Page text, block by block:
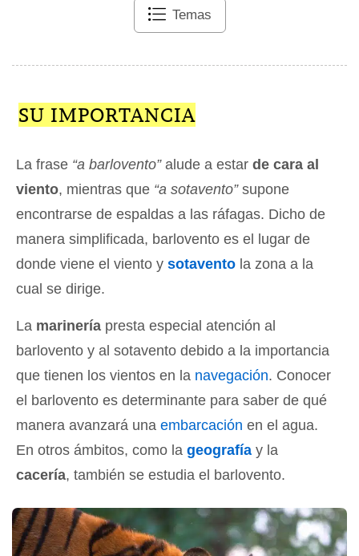
Temas
SU IMPORTANCIA
La frase “a barlovento”alude a estar de cara al
viento, mientras que “a sotavento”supone
encontrarse de espaldas a las ráfagas. Dicho de
manera simplificada, barlovento es el lugar de
donde viene el viento y sotavento la zona a la
cual se dirige.
La marinería presta especial atención al
barlovento y al sotavento debido a la importancia
que tienen los vientos en la navegación. Conocer
el barlovento es determinante para saber de qué
manera avanzará una embarcación en el agua.
En otros ámbitos, como la geografía y la
cacería, también se estudia el barlovento.